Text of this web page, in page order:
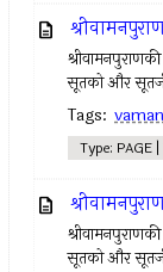
सूतको और
Tags:
Type: PAGE
सूतको और